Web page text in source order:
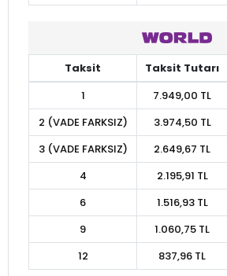
Taksit Taksit Tutarı
1
7.949,00 TL
2 (VADE FARKSIZ)
3.974,50 TL
3 (VADE FARKSIZ)
2.649,67 TL
4
2.195,91 TL
6
1.516,93 TL
9
1.060,75 TL
12
837,96 TL